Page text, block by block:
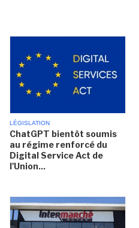
LÉGISLATION
ChatGPT bientôt soumis
au régime renforcé du
Digital Service Act de
l'Union...